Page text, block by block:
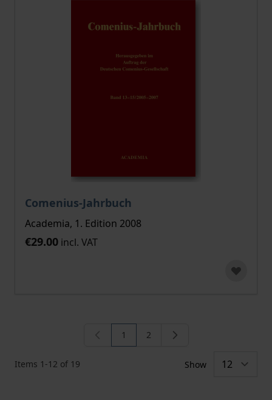
Comenius-Jahrbuch
Academia, 1. Edition 2008
€29.00 incl. VAT
Items 1 -12 of 19
You're currently reading page
1 Page
2
Show